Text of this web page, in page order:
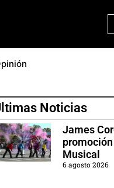
Noticias
James
Musical
6 agosto 2026